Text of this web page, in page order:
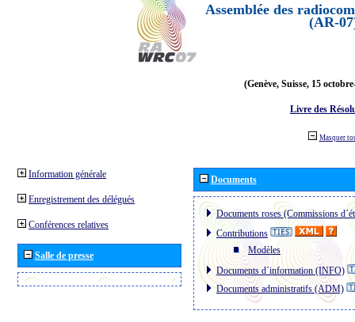
Assemblée des
(AR-
(Genève, Suisse, 15
Livre des
Masquer
Information générale
Enregistrement des délégués
Conférences relatives
Salle de presse
Documents
Documents roses (Commissions
Contributions
Modèles
Documents d´information (INFO)
Documents administratifs (ADM)